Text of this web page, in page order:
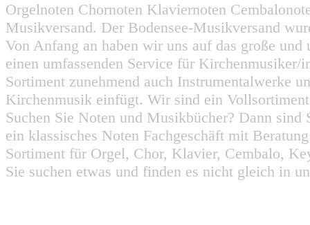
Orgelnoten Chornoten Klaviernoten
Musikversand. Der Bodensee-Musikversand
Von Anfang an haben wir uns auf das große
einen umfassenden Service für
Sortiment zunehmend auch Instrumentalwerke
Kirchenmusik einfügt. Wir sind ein
Suchen Sie Noten und Musikbücher? Dann
ein klassisches Noten Fachgeschäft mit
Sortiment für Orgel, Chor, Klavier, Cembalo,
Sie suchen etwas und finden es nicht gleich in